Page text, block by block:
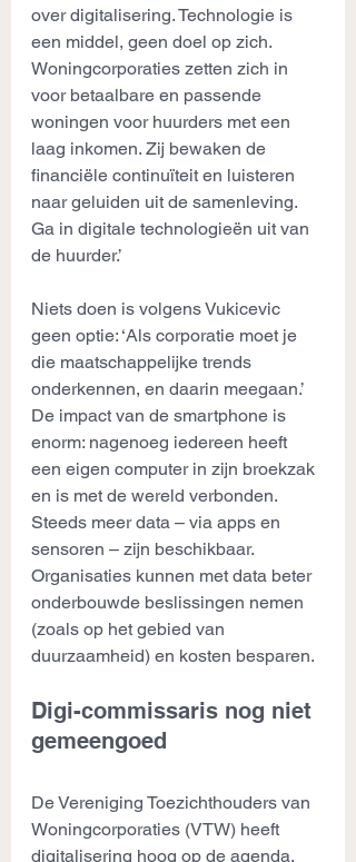
over digitalisering. Technologie is
een middel, geen doel op zich.
Woningcorporaties zetten zich in
voor betaalbare en passende
woningen voor huurders met een
laag inkomen. Zij bewaken de
financiële continuïteit en luisteren
naar geluiden uit de samenleving.
Ga in digitale technologieën uit van
de huurder.’
Niets doen is volgens Vukicevic
geen optie: ‘Als corporatie moet je
die maatschappelijke trends
onderkennen, en daarin meegaan.’
De impact van de smartphone is
enorm: nagenoeg iedereen heeft
een eigen computer in zijn broekzak
en is met de wereld verbonden.
Steeds meer data – via apps en
sensoren – zijn beschikbaar.
Organisaties kunnen met data beter
onderbouwde beslissingen nemen
(zoals op het gebied van
duurzaamheid) en kosten besparen.
Digi-commissaris nog niet
gemeengoed
De Vereniging Toezichthouders van
Woningcorporaties (VTW) heeft
digitalisering hoog op de agenda.